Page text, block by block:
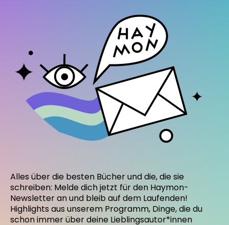
Alles über die besten Bücher und die, die sie
schreiben: Melde dich jetzt für den Haymon-
Newsletter an und bleib auf dem Laufenden!
Highlights aus unserem Programm, Dinge, die du
schon immer über deine Lieblingsautor*innen